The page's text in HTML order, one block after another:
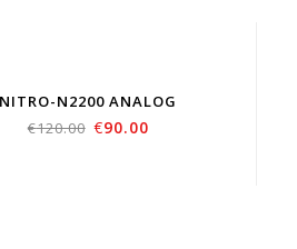
NITRO-N2200 ANALOG
€120.00 €90.00